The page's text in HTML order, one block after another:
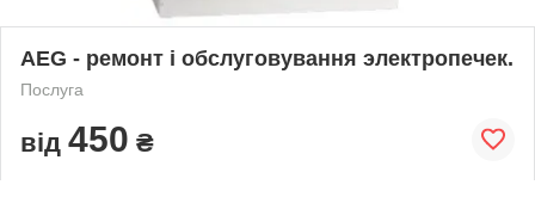
AEG - ремонт і обслуговування электропечек.
Послуга
від 450 ₴